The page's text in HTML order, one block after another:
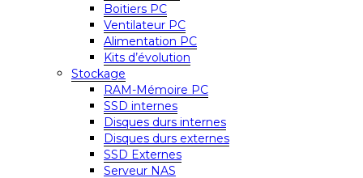
Boitiers PC
Ventilateur PC
Alimentation PC
Kits d’évolution
Stockage
RAM-Mémoire PC
SSD internes
Disques durs internes
Disques durs externes
SSD Externes
Serveur NAS